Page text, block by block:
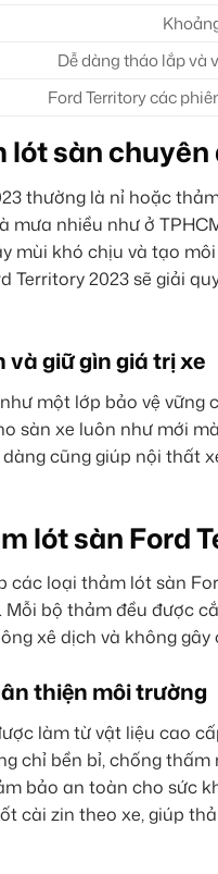
Dễ dàng tháo lắp và
Ford Territory các
sàn
thường là nỉ hoặc
mưa nhiều như ở
mùi khó chịu và tạo
2023 sẽ giải
và giữ gìn giá trị xe
một lớp bảo vệ
sàn xe luôn như mới
cũng giúp nội thất
lót sàn Ford
loại thảm lót sàn
bộ thảm đều được
xê dịch và không
thiện môi trường
làm từ vật liệu cao
chỉ bền bỉ, chống
bảo an toàn cho sức
cài zin theo xe, giúp